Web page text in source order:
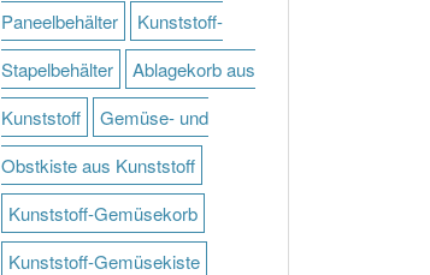
Paneelbehälter
Kunststoff-
Stapelbehälter
Ablagekorb aus
Kunststoff
Gemüse- und
Obstkiste aus Kunststoff
Kunststoff-Gemüsekorb
Kunststoff-Gemüsekiste